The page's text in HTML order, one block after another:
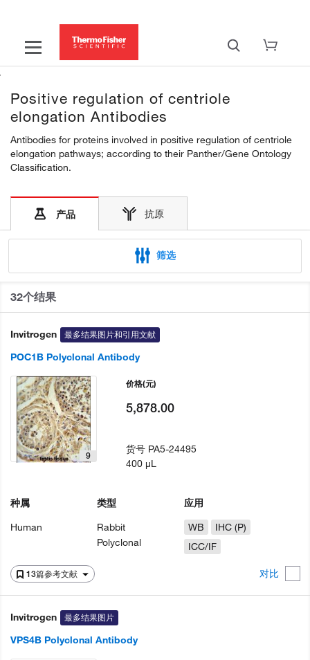
Positive regulation of centriole
elongation Antibodies
Antibodies for proteins involved in positive regulation of centriole
elongation pathways; according to their Panther/Gene Ontology
Classification.
产品 抗原
筛选
32个结果
Invitrogen 最多结果图片和引用文献
POC1B Polyclonal Antibody
13篇参考文献 对比
9
种属
Human
类型
Rabbit
Polyclonal
应用
WB
IHC (P)
ICC/IF
价格(元)
5,878.00
货号 PA5-24495
400 µL
Invitrogen 最多结果图片
VPS4B Polyclonal Antibody